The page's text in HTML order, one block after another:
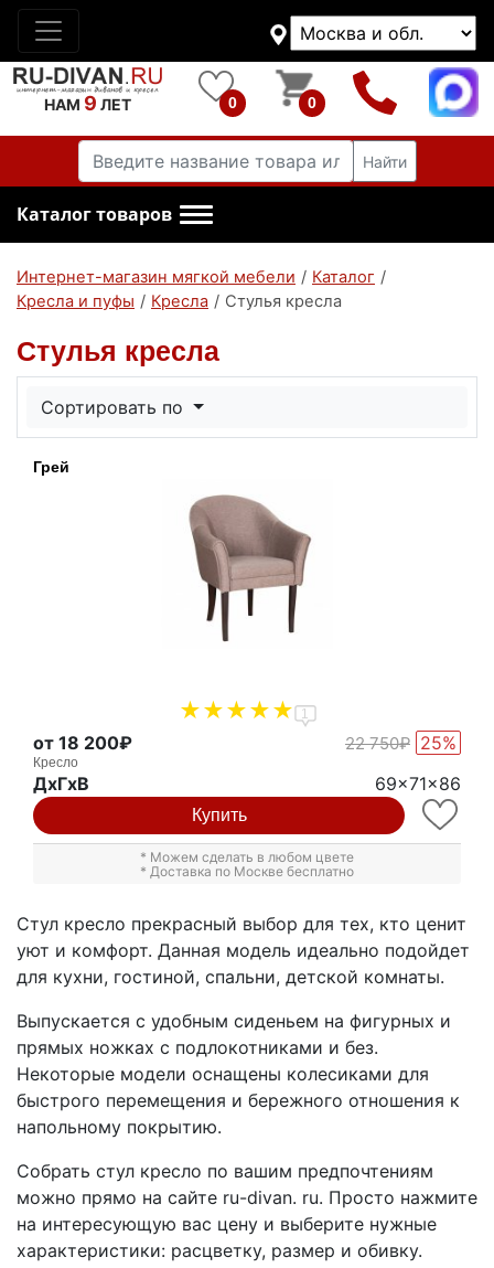
НАМ 9 ЛЕТ 0 0
Найти
Каталог товаров
Интернет-магазин мягкой мебели / Каталог /
Кресла и пуфы / Кресла / Стулья кресла
Стулья кресла
Сортировать по
Грей
1
от 18 200₽ 22 750₽ 25%
Кресло
ДxГxВ 69x71x86
Купить
* Можем сделать в любом цвете
* Доставка по Москве бесплатно
Стул кресло прекрасный выбор для тех, кто ценит
уют и комфорт. Данная модель идеально подойдет
для кухни, гостиной, спальни, детской комнаты.
Выпускается с удобным сиденьем на фигурных и
прямых ножках с подлокотниками и без.
Некоторые модели оснащены колесиками для
быстрого перемещения и бережного отношения к
напольному покрытию.
Собрать стул кресло по вашим предпочтениям
можно прямо на сайте ru-divan. ru. Просто нажмите
на интересующую вас цену и выберите нужные
характеристики: расцветку, размер и обивку.